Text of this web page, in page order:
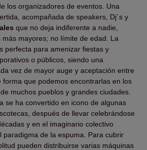
los organizadores de eventos. Una
acompañada de speakers, Dj´s y
que no deja indiferente a nadie,
mayores; no límite de edad. La
perfecta para amenizar fiestas y
o públicos, siendo una
vez de mayor auge y aceptación entre
forma que podemos encontrarlas en los
muchos pueblos y grandes ciudades.
se ha convertido en icono de algunas
después de llevar celebrándose
y en el imaginario colectivo
paradigma de la espuma. Para cubrir
pueden distribuirse varias máquinas